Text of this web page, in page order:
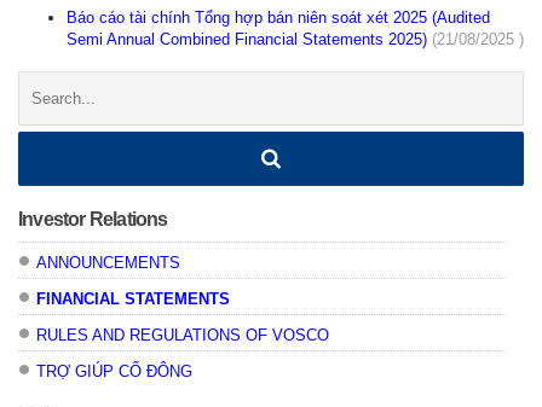
Báo cáo tài chính Tổng hợp bán niên soát xét 2025 (Audited
Semi Annual Combined Financial Statements 2025) (21/08/2025 )
Investor Relations
ANNOUNCEMENTS
FINANCIAL STATEMENTS
RULES AND REGULATIONS OF VOSCO
TRỢ GIÚP CỔ ĐÔNG